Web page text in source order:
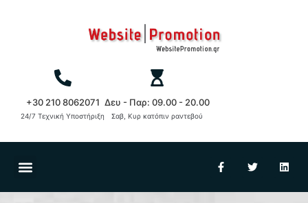
+30 210 8062071
24/7 Τεχνική Υποστήριξη
Δευ - Παρ: 09.00 - 20.00
Σαβ, Κυρ κατόπιν ραντεβού